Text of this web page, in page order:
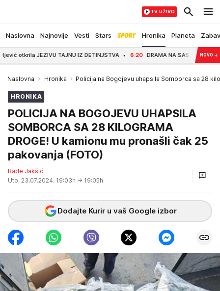
Naslovna Najnovije Vesti Stars Hronika Planeta
TV UŽIVO
JEZIVU TAJNU IZ DETINJSTVA 6:20 DRAMA NA SASTANKU, HEGSET
NOVO →
Naslovna Hronika Policija na Bogojevu uhapsila Somborca sa 28
HRONIKA
POLICIJA NA BOGOJEVU UHAPSILA
SOMBORCA SA 28 KILOGRAMA
DROGE! U kamionu mu pronašli čak 25
pakovanja (FOTO)
Rade Jakšić
Uto, 23.07.2024. 19:03h → 19:05h
Dodajte Kurir u vaš Google izbor